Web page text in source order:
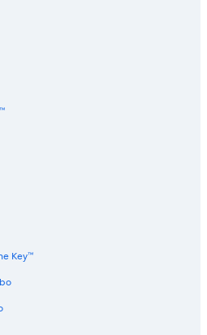
Lake Sunapee
Dartmouth-Lake Sunapee
Key™